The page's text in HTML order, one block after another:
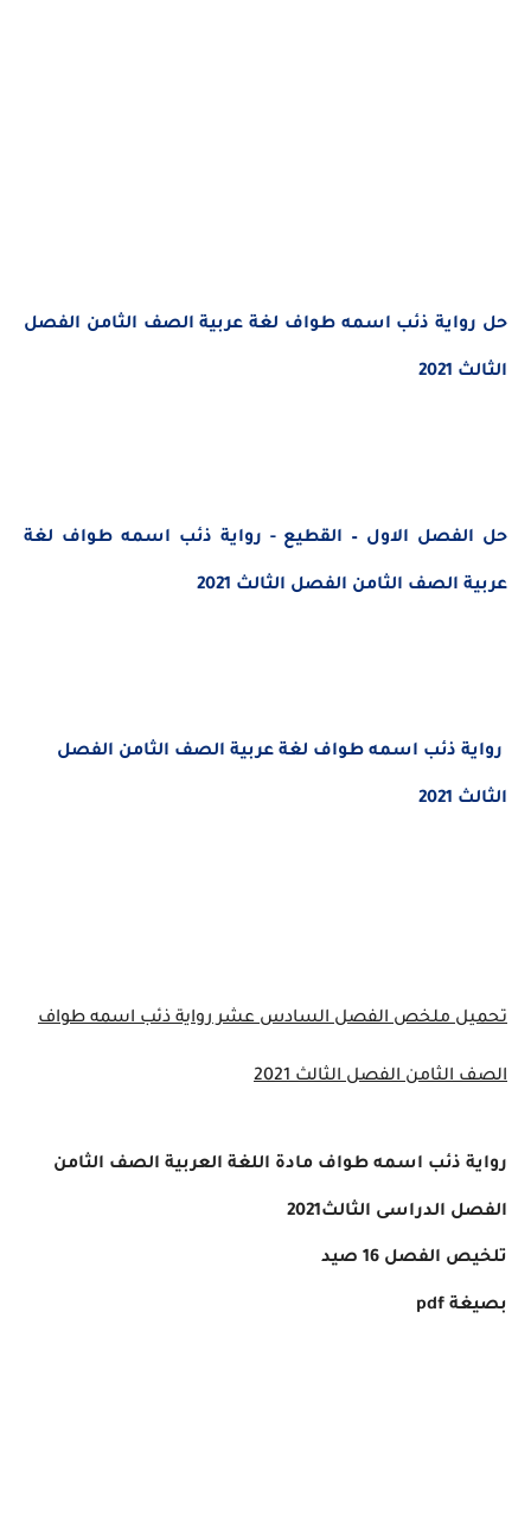
حل رواية ذئب اسمه طواف لغة عربية الصف الثامن الفصل
الثالث 2021
حل الفصل الاول – القطيع - رواية ذئب اسمه طواف لغة
عربية الصف الثامن الفصل الثالث 2021
رواية ذئب اسمه طواف لغة عربية الصف الثامن الفصل
الثالث 2021
تحميل ملخص الفصل السادس عشر رواية ذئب اسمه طواف
الصف الثامن الفصل الثالث 2021
رواية ذئب اسمه طواف مادة اللغة العربية الصف الثامن
الفصل الدراسى الثالث2021
تلخيص الفصل 16 صيد
بصيغة pdf